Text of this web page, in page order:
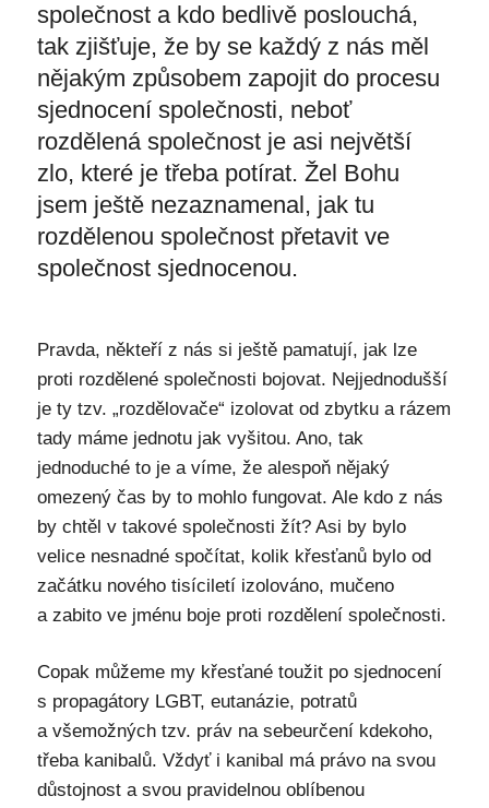
společnost a kdo bedlivě poslouchá,
tak zjišťuje, že by se každý z nás měl
nějakým způsobem zapojit do procesu
sjednocení společnosti, neboť
rozdělená společnost je asi největší
zlo, které je třeba potírat. Žel Bohu
jsem ještě nezaznamenal, jak tu
rozdělenou společnost přetavit ve
společnost sjednocenou.
Pravda, někteří z nás si ještě pamatují, jak lze
proti rozdělené společnosti bojovat. Nejjednodušší
je ty tzv. „rozdělovače“ izolovat od zbytku a rázem
tady máme jednotu jak vyšitou. Ano, tak
jednoduché to je a víme, že alespoň nějaký
omezený čas by to mohlo fungovat. Ale kdo z nás
by chtěl v takové společnosti žít? Asi by bylo
velice nesnadné spočítat, kolik křesťanů bylo od
začátku nového tisíciletí izolováno, mučeno
a zabito ve jménu boje proti rozdělení společnosti.
Copak můžeme my křesťané toužit po sjednocení
s propagátory LGBT, eutanázie, potratů
a všemožných tzv. práv na sebeurčení kdekoho,
třeba kanibalů. Vždyť i kanibal má právo na svou
důstojnost a svou pravidelnou oblíbenou